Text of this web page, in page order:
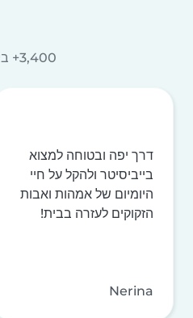
3,400+ ביקורות
דרך יפה ובטוחה למצוא
בייביסיטר ולהקל על חיי
היומיום של אמהות ואבות
הזקוקים לעזרה בבית!
Nerina